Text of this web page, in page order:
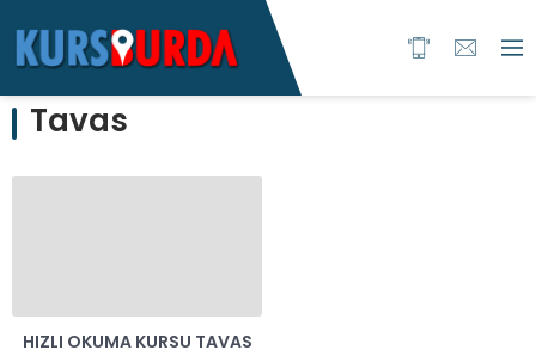
Tavas
HIZLI OKUMA KURSU TAVAS